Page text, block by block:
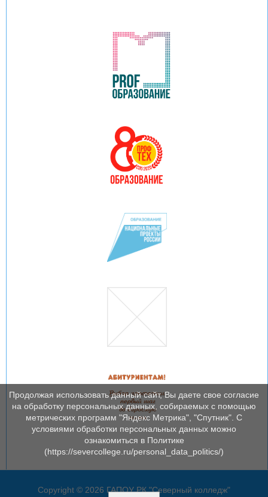
Copyright © 2026 ГАПОУ РК "Северный колледж"
Продолжая использовать данный сайт, Вы даете свое согласие
на обработку персональных данных, собираемых с помощью
метрических программ "Яндекс Метрика", "Спутник". С
условиями обработки персональных данных можно
ознакомиться в Политике
(https://severcollege.ru/personal_data_politics/)